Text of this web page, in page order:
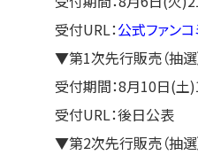
受付URL：公式ファンコ
▼第1次先行販売（抽選
受付期間：8⽉10⽇(
受付URL：後日公表
▼第2次先行販売（抽選